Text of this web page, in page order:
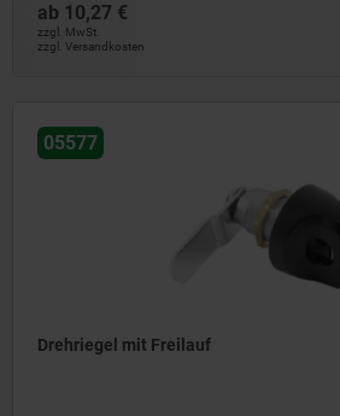
ab 10,27 €
zzgl. MwSt.
zzgl. Versandkosten
05577
Drehriegel mit Freilauf